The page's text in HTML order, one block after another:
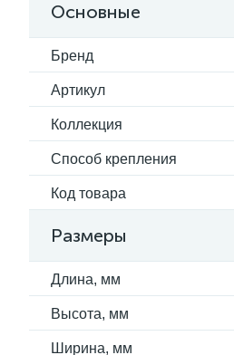
Основные
Бренд
Артикул
Коллекция
Способ крепления
Код товара
Размеры
Длина, мм
Высота, мм
Ширина, мм